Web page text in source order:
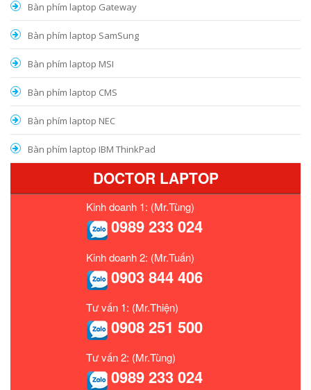
Bàn phím laptop Gateway
Bàn phím laptop SamSung
Bàn phím laptop MSI
Bàn phím laptop CMS
Bàn phím laptop NEC
Bàn phím laptop IBM ThinkPad
DOCTOR LAPTOP
Kinh doanh 1: (Mr.Tùng)
0989 233 024
Kinh doanh 2: (Mr.Tuấn)
0903 844 406
Tư vấn 1: (Mr.Thiện)
0908 251 500
Tư vấn 2: (Mr.Tùng)
0989 233 024